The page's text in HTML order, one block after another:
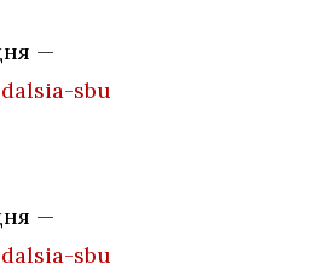
—
sbu
—
sbu